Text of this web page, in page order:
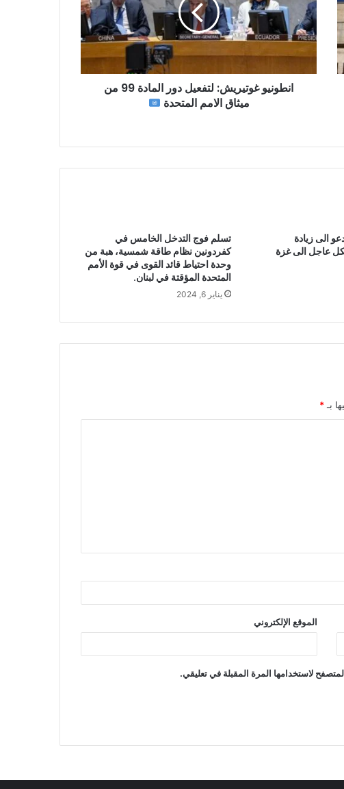
انطونيو غوتيريش: لتفعيل دور المادة 99 من
ميثاق الامم المتحدة
الى زيادة
عاجل الى غزة
تسلم فوج التدخل الخامس في
كفردونين نظام طاقة شمسية، هبة من
وحدة احتياط قائد القوى في قوة الأمم
المتحدة المؤقتة في لبنان.‎‎
يناير 6, 2024
بـ*
الموقع الإلكتروني
لاستخدامها المرة المقبلة في تعليقي.